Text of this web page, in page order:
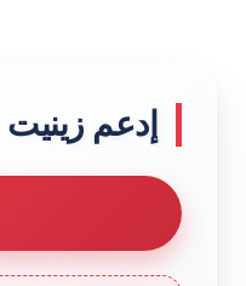
إدعم زينيت